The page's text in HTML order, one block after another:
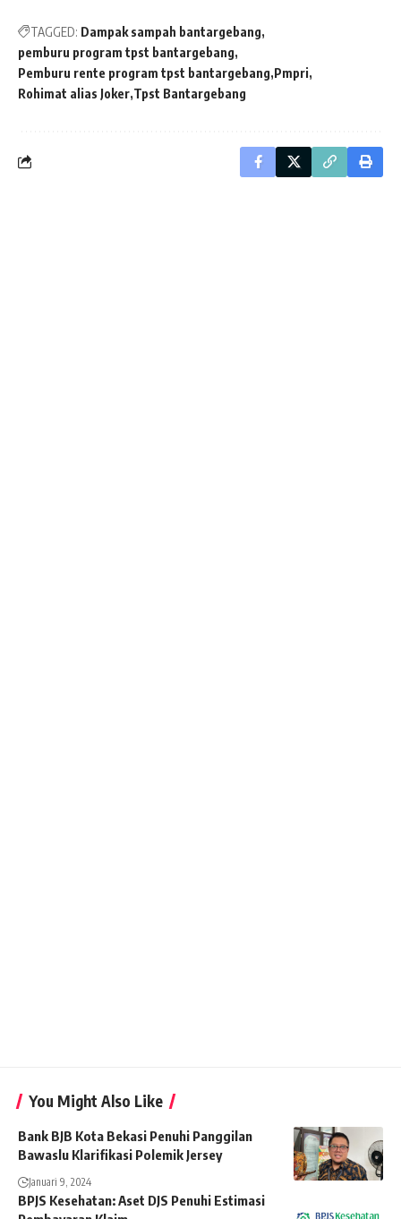
TAGGED: Dampak sampah bantargebang
pemburu program tpst bantargebang
Pemburu rente program tpst bantargebang Pmpri
Rohimat alias Joker Tpst Bantargebang
You Might Also Like
Bank BJB Kota Bekasi Penuhi Panggilan
Bawaslu Klarifikasi Polemik Jersey
Januari 9, 2024
BPJS Kesehatan: Aset DJS Penuhi Estimasi